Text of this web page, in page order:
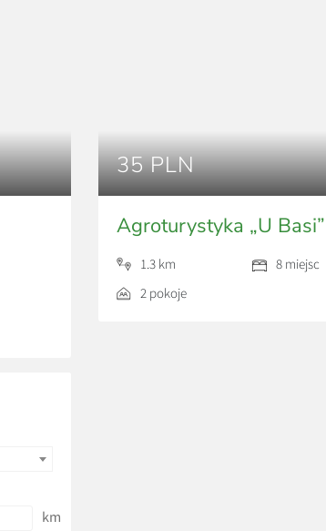
35 PLN
Agroturystyka „U Basi”
1.3 km
8 miejsc
2 pokoje
km